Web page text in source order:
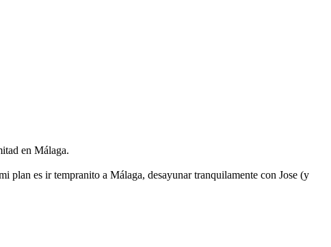
en Málaga.
plan es ir tempranito a Málaga, desayunar tranquilamente con Jose (y